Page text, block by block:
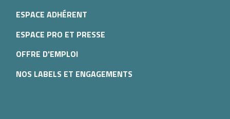
ESPACE ADHÉRENT
ESPACE PRO ET PRESSE
OFFRE D'EMPLOI
NOS LABELS ET ENGAGEMENTS